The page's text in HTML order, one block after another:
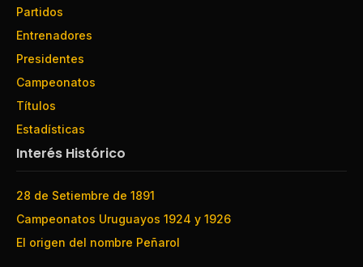
Partidos
Entrenadores
Presidentes
Campeonatos
Títulos
Estadísticas
Interés Histórico
28 de Setiembre de 1891
Campeonatos Uruguayos 1924 y 1926
El origen del nombre Peñarol